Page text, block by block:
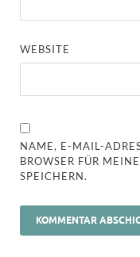
WEBSITE
NAME, E-MAIL-
BROWSER FÜR
SPEICHERN.